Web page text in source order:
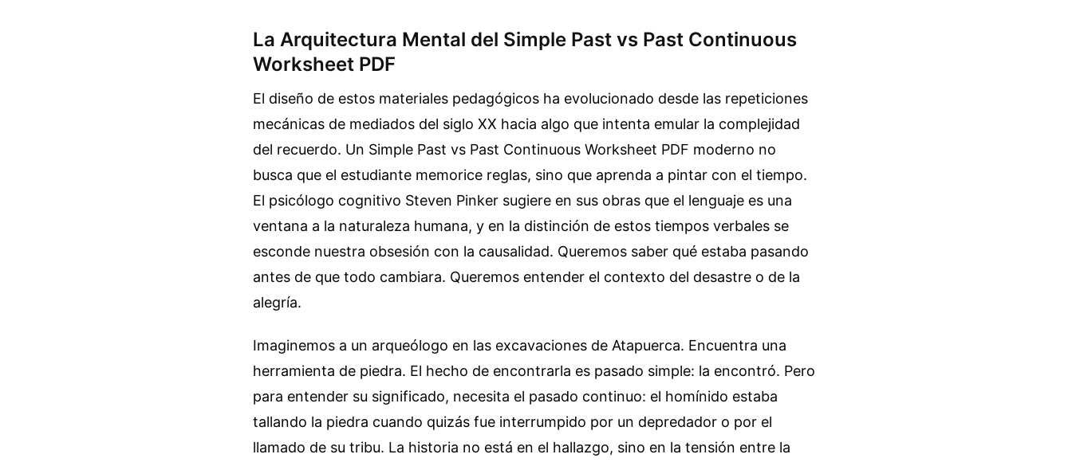
La Arquitectura Mental del Simple Past vs Past Continuous
Worksheet PDF
El diseño de estos materiales pedagógicos ha evolucionado desde las repeticiones
mecánicas de mediados del siglo XX hacia algo que intenta emular la complejidad
del recuerdo. Un Simple Past vs Past Continuous Worksheet PDF moderno no
busca que el estudiante memorice reglas, sino que aprenda a pintar con el tiempo.
El psicólogo cognitivo Steven Pinker sugiere en sus obras que el lenguaje es una
ventana a la naturaleza humana, y en la distinción de estos tiempos verbales se
esconde nuestra obsesión con la causalidad. Queremos saber qué estaba pasando
antes de que todo cambiara. Queremos entender el contexto del desastre o de la
alegría.
Imaginemos a un arqueólogo en las excavaciones de Atapuerca. Encuentra una
herramienta de piedra. El hecho de encontrarla es pasado simple: la encontró. Pero
para entender su significado, necesita el pasado continuo: el homínido estaba
tallando la piedra cuando quizás fue interrumpido por un depredador o por el
llamado de su tribu. La historia no está en el hallazgo, sino en la tensión entre la